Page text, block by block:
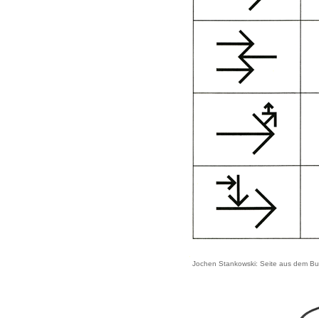
Jochen Stankowski: Seite aus dem